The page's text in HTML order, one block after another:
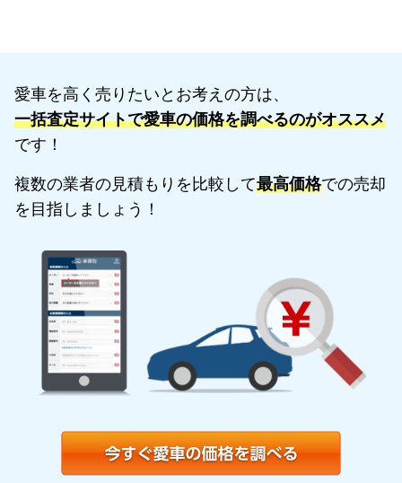
愛車を高く売りたいとお考えの方は、
一括査定サイトで愛車の価格を調べるのがオススメ
です！
複数の業者の見積もりを比較して最高価格での売却
を目指しましょう！